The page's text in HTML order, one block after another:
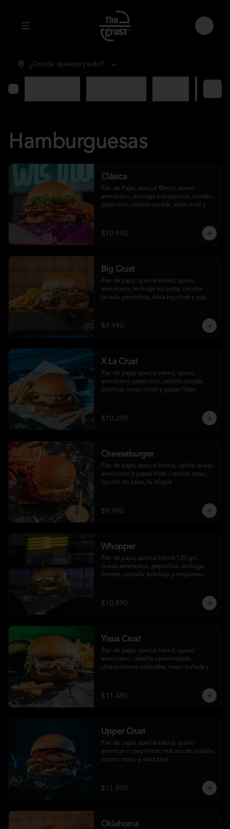
Abrir menu de navegación Login
¿Dónde quieres pedir?
Hamburguesas
Clásica
Pan de Papa, special Blend, queso
americano, lechuga hidropónica, tomate,
pepinillos, cebolla picada, salsa crust y
$10.990
Big Crust
Pan de papa, special blend, queso
americano, lechuga escarola, cebolla
picada, pepinillos, salsa big crust y papas
$9.990
X La Crust
Pan de papa, special blend, queso
americano, pepinillos, cebolla picada,
ketchup, mayo relish y papas fritas
$10.290
Cheeseburger
Pan de papa, special blend,  doble queso
americano y papas fritas ( opción salsa ,
opción sin salsa, tú eliges)
$9.990
Whopper
Pan de papa, special blend 120 grs,
queso americano, pepinillos, lechuga,
tomate, cebolla, ketchup y mayonesa.
$10.990
Yisus Crust
Pan de papa, special blend, queso
americano, cebolla caramelizada,
champiñones salteados, mayo trufada y
$11.490
Upper Crust
Pan de papa, special blend, queso
americano, pepinillos, real aro de cebolla,
tocino, mayo y salsa bbq
$11.990
Oklahoma